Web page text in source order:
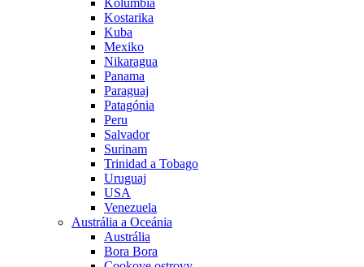
Kolumbia
Kostarika
Kuba
Mexiko
Nikaragua
Panama
Paraguaj
Patagónia
Peru
Salvador
Surinam
Trinidad a Tobago
Uruguaj
USA
Venezuela
Austrália a Oceánia
Austrália
Bora Bora